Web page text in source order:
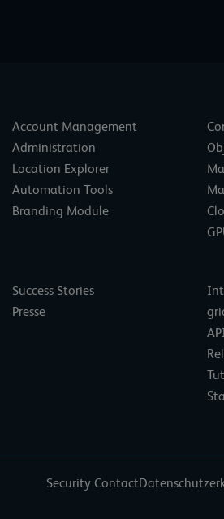
Account Management
Administration
Location Explorer
Automation Tools
Branding Module
Success Stories
Presse
Security Contact